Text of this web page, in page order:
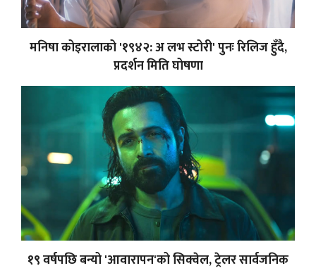
मनिषा कोइरालाको '१९४२: अ लभ स्टोरी' पुनः रिलिज हुँदै,
प्रदर्शन मिति घोषणा
१९ वर्षपछि बन्यो 'आवारापन'को सिक्वेल, ट्रेलर सार्वजनिक